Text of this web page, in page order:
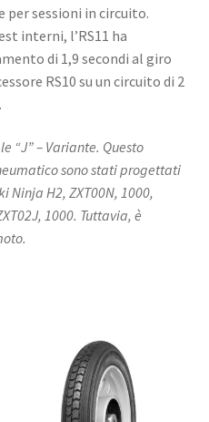
sessioni in circuito.
interni, l’RS11 ha
di 1,9 secondi al giro
RS10 su un circuito di 2
“J” – Variante. Questo
sono stati progettati
Ninja H2, ZXT00N, 1000,
1000. Tuttavia, è